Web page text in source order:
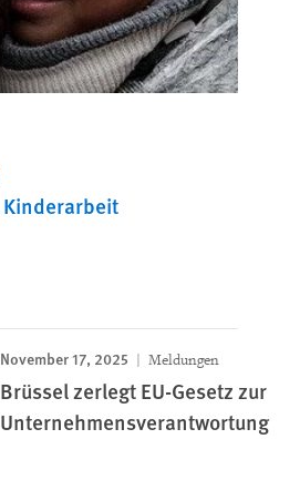
Kinderarbeit
November 17, 2025 Meldungen
Brüssel zerlegt EU-Gesetz zur
Unternehmensverantwortung